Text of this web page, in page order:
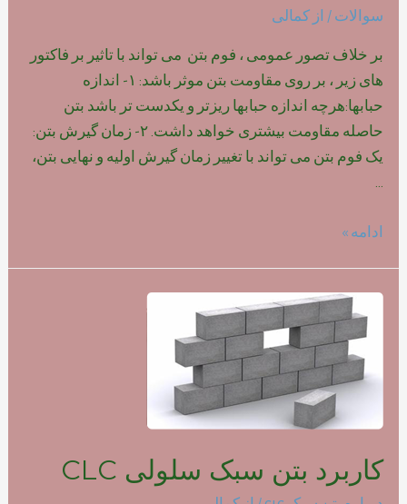
سوالات / از کمالی
بر خلاف تصور عمومی ، فوم بتن می تواند با تاثیر بر فاکتور
های زیر ، بر روی مقاومت بتن موثر باشد: ۱- اندازه
حبابها:هرچه اندازه حبابها ریزتر و یکدست تر باشد بتن
حاصله مقاومت بیشتری خواهد داشت. ۲- زمان گیرش بتن:
یک فوم بتن می تواند با تغییر زمان گیرش اولیه و نهایی بتن،
تاثیر
روی
مقاومت
بتن
ادامه »
کاربرد بتن سبک سلولی CLC